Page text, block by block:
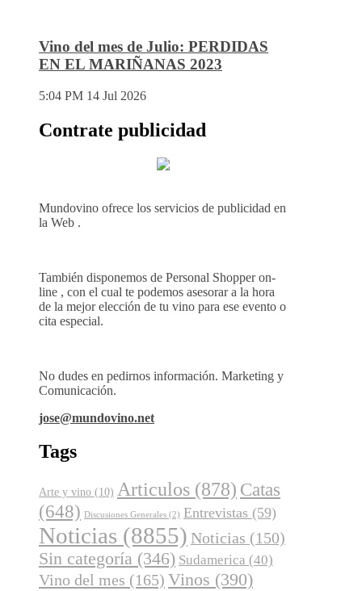
Vino del mes de Julio: PERDIDAS
EN EL MARIÑANAS 2023
5:04 PM 14 Jul 2026
Contrate publicidad
Mundovino ofrece los servicios de publicidad en
la Web .
También disponemos de Personal Shopper on-
line , con el cual te podemos asesorar a la hora
de la mejor elección de tu vino para ese evento o
cita especial.
No dudes en pedirnos información. Marketing y
Comunicación.
jose@mundovino.net
Tags
Arte y vino (10) Articulos (878) Catas
(648) Discusiones Generales (2) Entrevistas (59)
Noticias (8855) Noticias (150)
Sin categoría (346) Sudamerica (40)
Vino del mes (165) Vinos (390)